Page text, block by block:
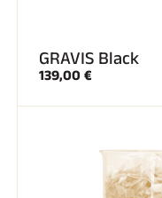
GRAVIS Black
139,00 €